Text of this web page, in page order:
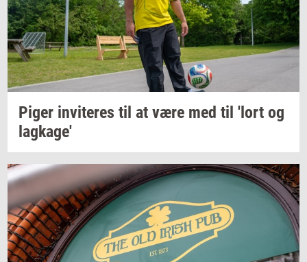
Piger in­vi­te­res til at være med til 'lort og
lag­ka­ge'